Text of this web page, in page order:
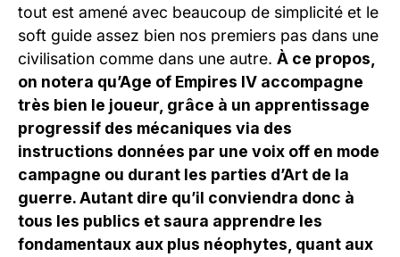
tout est amené avec beaucoup de simplicité et le
soft guide assez bien nos premiers pas dans une
civilisation comme dans une autre. À ce propos,
on notera qu’Age of Empires IV accompagne
très bien le joueur, grâce à un apprentissage
progressif des mécaniques via des
instructions données par une voix off en mode
campagne ou durant les parties d’Art de la
guerre. Autant dire qu’il conviendra donc à
tous les publics et saura apprendre les
fondamentaux aux plus néophytes, quant aux